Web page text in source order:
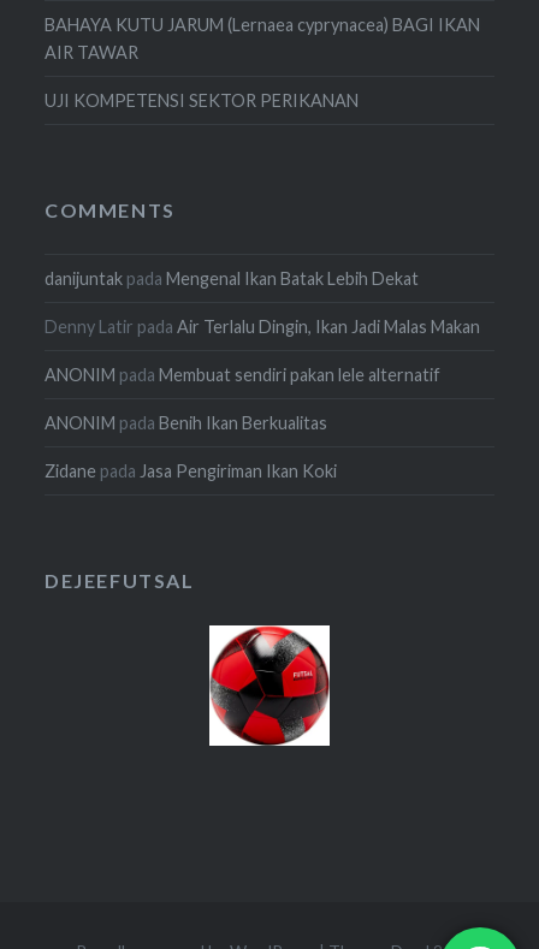
BAHAYA KUTU JARUM (Lernaea cyprynacea) BAGI IKAN
AIR TAWAR
UJI KOMPETENSI SEKTOR PERIKANAN
COMMENTS
danijuntak padaMengenal Ikan Batak Lebih Dekat
Denny Latir padaAir Terlalu Dingin, Ikan Jadi Malas Makan
ANONIM padaMembuat sendiri pakan lele alternatif
ANONIM padaBenih Ikan Berkualitas
Zidane padaJasa Pengiriman Ikan Koki
DEJEEFUTSAL